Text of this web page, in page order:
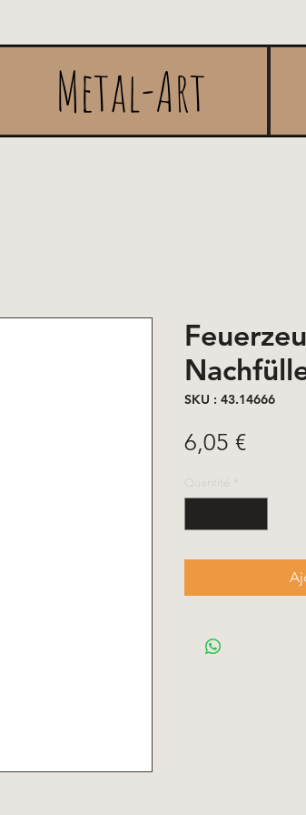
Metal-Art
SKU : 43.14666
6,05 €Prix
Quantité